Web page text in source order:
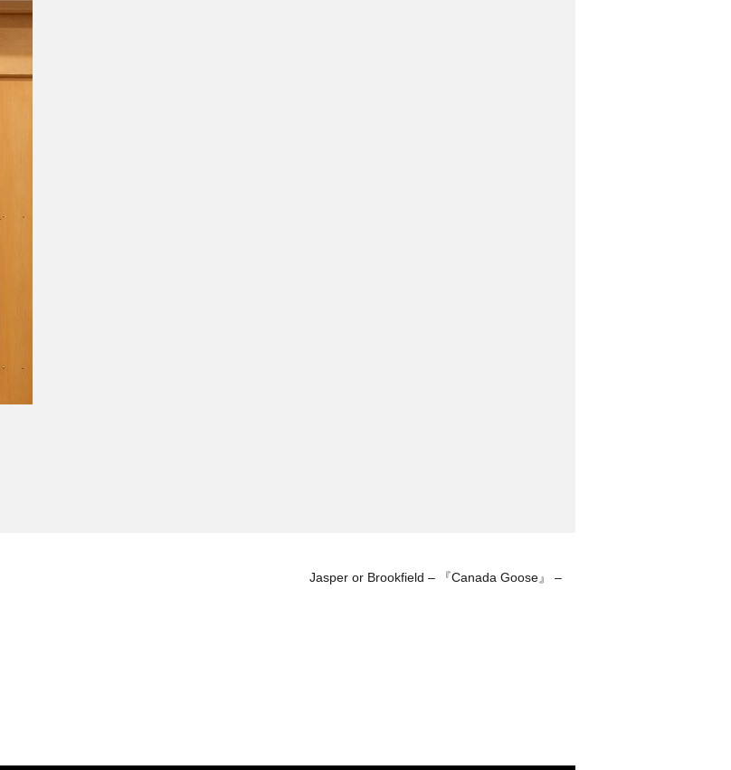
Jasper or Brookfield – 『Canada Goose』 –